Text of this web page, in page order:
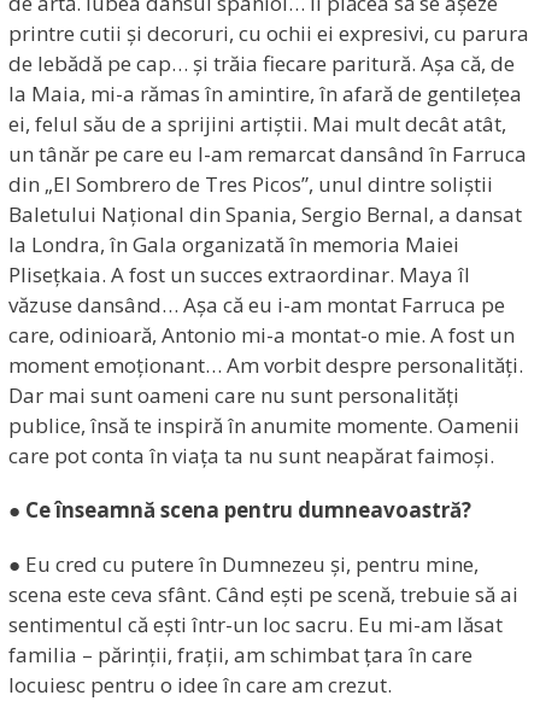
printre cutii și decoruri, cu ochii ei expresivi, cu parura
de lebădă pe cap… și trăia fiecare paritură. Așa că, de
la Maia, mi-a rămas în amintire, în afară de gentilețea
ei, felul său de a sprijini artiștii. Mai mult decât atât,
un tânăr pe care eu l-am remarcat dansând în Farruca
din „El Sombrero de Tres Picos”, unul dintre soliștii
Baletului Național din Spania, Sergio Bernal, a dansat
la Londra, în Gala organizată în memoria Maiei
Plisețkaia. A fost un succes extraordinar. Maya îl
văzuse dansând… Așa că eu i-am montat Farruca pe
care, odinioară, Antonio mi-a montat-o mie. A fost un
moment emoționant… Am vorbit despre personalități.
Dar mai sunt oameni care nu sunt personalități
publice, însă te inspiră în anumite momente. Oamenii
care pot conta în viața ta nu sunt neapărat faimoși.
● Ce înseamnă scena pentru dumneavoastră?
● Eu cred cu putere în Dumnezeu și, pentru mine,
scena este ceva sfânt. Când ești pe scenă, trebuie să ai
sentimentul că ești într-un loc sacru. Eu mi-am lăsat
familia – părinții, frații, am schimbat țara în care
locuiesc pentru o idee în care am crezut.